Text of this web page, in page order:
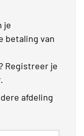
je
betaling van
Registreer je
afdeling